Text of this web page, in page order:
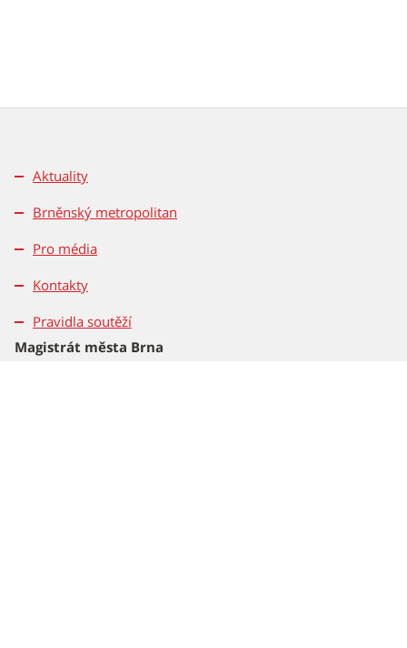
Aktuality
Brněnský metropolitan
Pro média
Kontakty
Pravidla soutěží
Magistrát města Brna